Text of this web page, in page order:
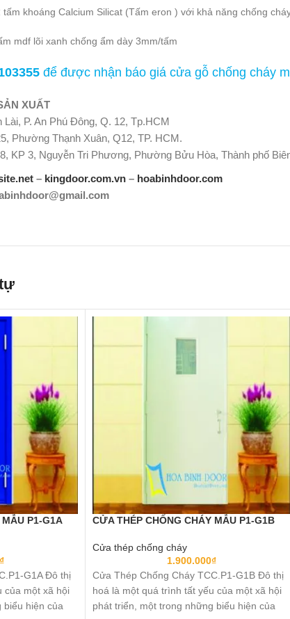
tấm khoáng Calcium Silicat (Tấm eron ) với khả năng chống
mdf lõi xanh chống ẩm dày 3mm/tấm
để được nhận báo giá cửa gỗ chống cháy
XUẤT
P. An Phú Đông, Q. 12, Tp.HCM
Phường Thạnh Xuân, Q12, TP. HCM.
KP 3, Nguyễn Tri Phương, Phường Bửu Hòa, Thành phố
– kingdoor.com.vn – hoabinhdoor.com
P1-G1A
G1A Đô thị
của một xã hội
biểu hiện của
CỬA THÉP CHỐNG CHÁY MẪU P1-G1B
Cửa thép chống cháy
1.900.000₫
Cửa Thép Chống Cháy TCC.P1-G1B Đô thị
hoá là một quá trình tất yếu của một xã hội
phát triển, một trong những biểu hiện của